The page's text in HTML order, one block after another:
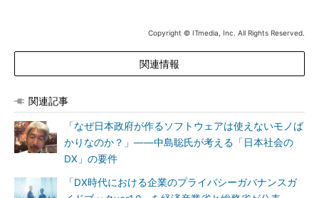
Copyright © ITmedia, Inc. All Rights Reserved.
関連情報
関連記事
「なぜ日本政府が作るソフトウェアは使えないモノば
かりなのか？」――中島聡氏が考える「日本社会の
DX」の要件
「DX時代における企業のプライバシーガバナンスガ